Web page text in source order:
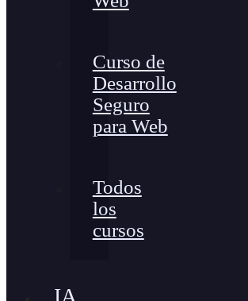
Curso de
Desarrollo
Seguro
para Web
Todos
los
cursos
IA